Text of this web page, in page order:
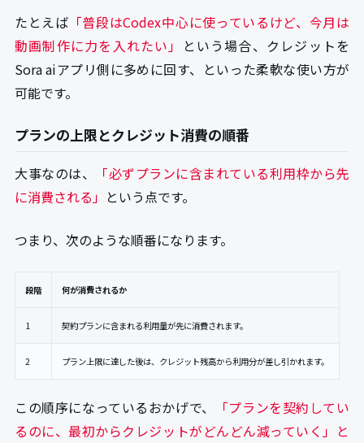
たとえば 「普段はCodex中心に使っているけど、今月は
動画制作に力を入れたい」
という場合、クレジットを
Sora aiアプリ側に多めに回す、といった柔軟な使い方が
可能です。
プランの上限とクレジット消費の順番
大事なのは、
「必ずプランに含まれている利用枠から先
に消費される」 という点です。
つまり、次のような順番になります。
段階 何が消費されるか
1 契約プランに含まれる利用量が先に消費されます。
2 プラン上限に達した後は、クレジット残高から利用分が差し引かれます。
この順序になっているおかげで、
「プランを契約してい
るのに、最初からクレジットがどんどん減っていく」と